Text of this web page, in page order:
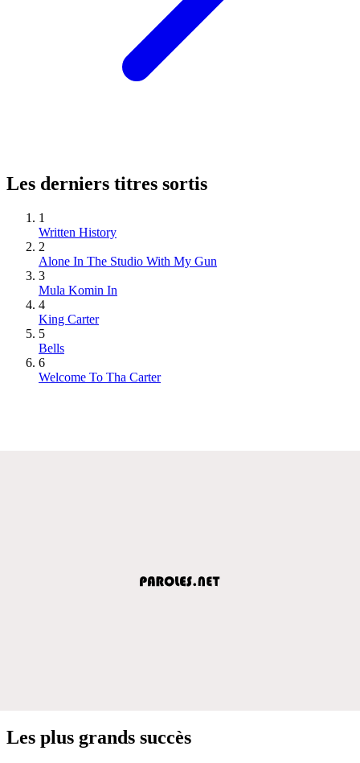
Les derniers titres sortis
1
Written History
2
Alone In The Studio With My Gun
3
Mula Komin In
4
King Carter
5
Bells
6
Welcome To Tha Carter
Les plus grands succès